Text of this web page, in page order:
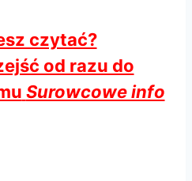
czytać?
od razu do
Surowcowe info